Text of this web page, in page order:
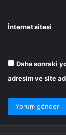
İnternet sitesi
Daha sonraki
adresim ve site